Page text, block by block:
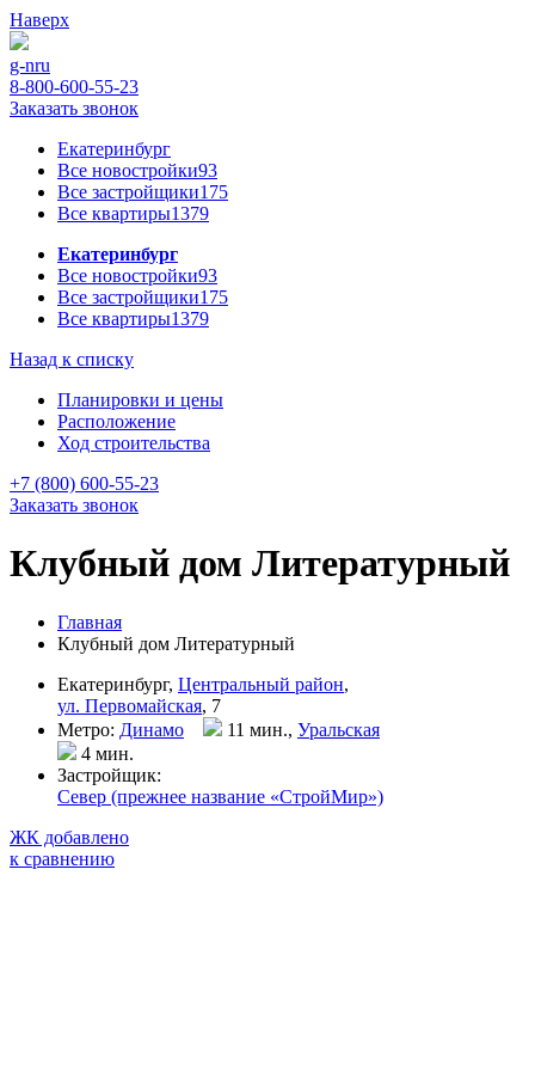
Наверх
g-nru
8-800-600-55-23
Заказать звонок
Екатеринбург
Все новостройки93
Все застройщики175
Все квартиры1379
Екатеринбург
Все новостройки93
Все застройщики175
Все квартиры1379
Назад к списку
Планировки и цены
Расположение
Ход строительства
+7 (800) 600-55-23
Заказать звонок
Клубный дом Литературный
Главная
Клубный дом Литературный
Екатеринбург, Центральный район,
ул. Первомайская, 7
Метро: Динамо 11 мин., Уральская
4 мин.
Застройщик:
Север (прежнее название «СтройМир»)
ЖК добавлено
к сравнению